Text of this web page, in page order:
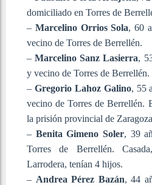
domiciliado en Torres de
– Marcelino Orrios Sola, 60
vecino de Torres de Berrellén.
–Marcelino Sanz Lasierra,
y vecino de Torres de Berrellén.
– Gregorio Lahoz Galino, 55
vecino de Torres de Berrellén.
la prisión provincial de
– Benita Gimeno Soler, 39
Torres de Berrellén.
Larrodera, tenían 4 hijos.
– Andrea Pérez Bazán, 44